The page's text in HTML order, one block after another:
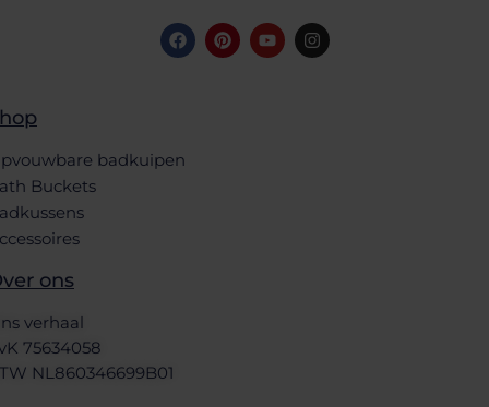
badkuipen
Buckets
ons
verhaal
75634058
NL860346699B01